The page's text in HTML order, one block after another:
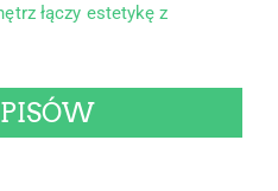
łączy estetykę z